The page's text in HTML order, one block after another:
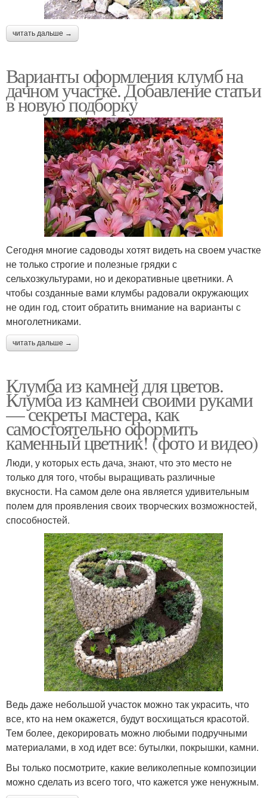
читать дальше →
Варианты оформления клумб на
дачном участке. Добавление статьи
в новую подборку
Сегодня многие садоводы хотят видеть на своем участке
не только строгие и полезные грядки с
сельхозкультурами, но и декоративные цветники. А
чтобы созданные вами клумбы радовали окружающих
не один год, стоит обратить внимание на варианты с
многолетниками.
читать дальше →
Клумба из камней для цветов.
Клумба из камней своими руками
— секреты мастера, как
самостоятельно оформить
каменный цветник! (фото и видео)
Люди, у которых есть дача, знают, что это место не
только для того, чтобы выращивать различные
вкусности. На самом деле она является удивительным
полем для проявления своих творческих возможностей,
способностей.
Ведь даже небольшой участок можно так украсить, что
все, кто на нем окажется, будут восхищаться красотой.
Тем более, декорировать можно любыми подручными
материалами, в ход идет все: бутылки, покрышки, камни.
Вы только посмотрите, какие великолепные композиции
можно сделать из всего того, что кажется уже ненужным.